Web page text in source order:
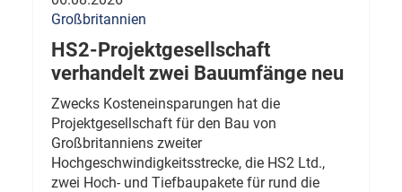
Großbritannien
HS2-Projektgesellschaft
verhandelt zwei Bauumfänge neu
Zwecks Kosteneinsparungen hat die
Projektgesellschaft für den Bau von
Großbritanniens zweiter
Hochgeschwindigkeitsstrecke, die HS2 Ltd.,
zwei Hoch- und Tiefbaupakete für rund die